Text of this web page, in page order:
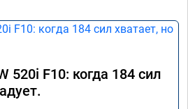
520i F10: когда 184 сил